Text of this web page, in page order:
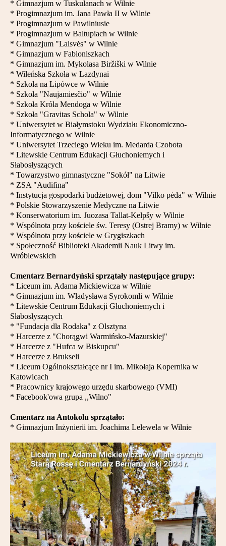
* Gimnazjum w Tuskulanach w Wilnie
* Progimnazjum im. Jana Pawła II w Wilnie
* Progimnazjum w Pawilniusie
* Progimnazjum w Baltupiach w Wilnie
* Gimnazjum "Laisvės" w Wilnie
* Gimnazjum w Fabioniszkach
* Gimnazjum im. Mykolasa Biržiški w Wilnie
* Wileńska Szkoła w Lazdynai
* Szkoła na Lipówce w Wilnie
* Szkoła "Naujamiesčio" w Wilnie
* Szkoła Króla Mendoga w Wilnie
* Szkoła "Gravitas Schola" w Wilnie
* Uniwersytet w Białymstoku Wydziału Ekonomiczno-
Informatycznego w Wilnie
* Uniwersytet Trzeciego Wieku im. Medarda Czobota
* Litewskie Centrum Edukacji Głuchoniemych i
Słabosłyszących
* Towarzystwo gimnastyczne "Sokół" na Litwie
* ZSA "Audifina"
* Instytucja gospodarki budżetowej, dom "Vilko pėda" w Wilnie
* Polskie Stowarzyszenie Medyczne na Litwie
* Konserwatorium im. Juozasa Tallat-Kelpšy w Wilnie
* Wspólnota przy kościele św. Teresy (Ostrej Bramy) w Wilnie
* Wspólnota przy kościele w Grygiszkach
* Społeczność Biblioteki Akademii Nauk Litwy im.
Wróblewskich
Cmentarz Bernardyński sprzątały następujące grupy:
* Liceum im. Adama Mickiewicza w Wilnie
* Gimnazjum im. Władysława Syrokomli w Wilnie
* Litewskie Centrum Edukacji Głuchoniemych i
Słabosłyszących
* "Fundacja dla Rodaka" z Olsztyna
* Harcerze z "Chorągwi Warmińsko-Mazurskiej"
* Harcerze z "Hufca w Biskupcu"
* Harcerze z Brukseli
* Liceum Ogólnokształcące nr I im. Mikołaja Kopernika w
Katowicach
* Pracownicy krajowego urzędu skarbowego (VMI)
* Facebook'owa grupa ,,Wilno"
Cmentarz na Antokolu sprzątało:
* Gimnazjum Inżynierii im. Joachima Lelewela w Wilnie